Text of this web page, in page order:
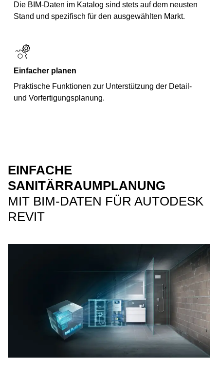
Die BIM-Daten im Katalog sind stets auf dem neusten
Stand und spezifisch für den ausgewählten Markt.
Einfacher planen
Praktische Funktionen zur Unterstützung der Detail-
und Vorfertigungsplanung.
EINFACHE
SANITÄRRAUMPLANUNG
MIT BIM-DATEN FÜR AUTODESK
REVIT